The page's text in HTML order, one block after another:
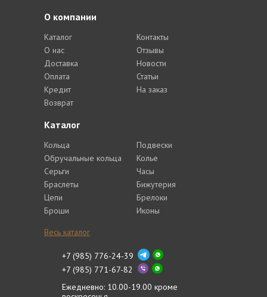
Каталог
Кольца
Обручальные кольца
Серьги
Браслеты
Цепи
Броши
Подвески
Колье
Часы
Бижутерия
Брелоки
Иконы
Весь каталог
О компании
Каталог
О нас
Доставка
Оплата
Кредит
Возврат
Контакты
Отзывы
Новости
Статьи
На заказ
+7 (985) 776-24-39
+7 (985) 771-67-82
Ежедневно: 10.00-19.00 кроме